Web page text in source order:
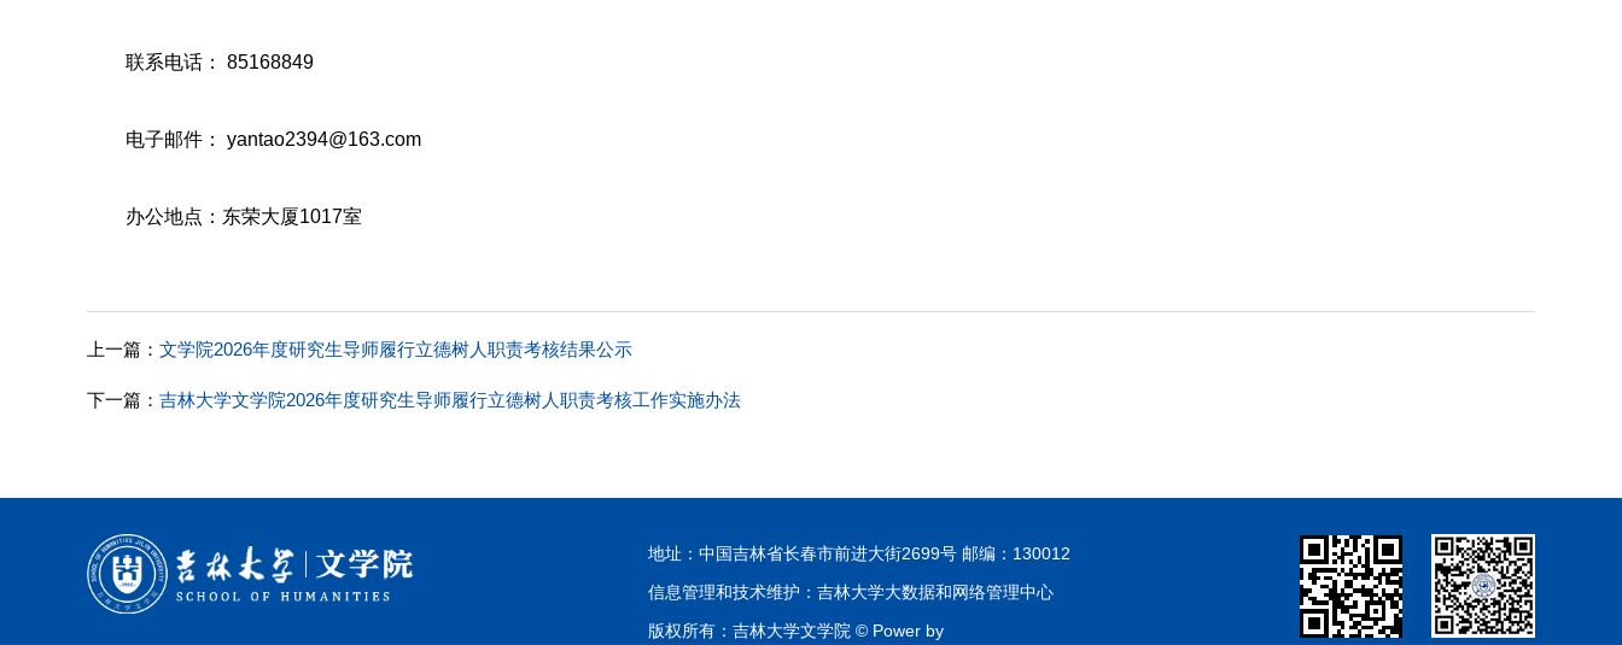
联系电话： 85168849
电子邮件： yantao2394@163.com
办公地点：东荣大厦1017室
上一篇： 文学院2026年度研究生导师履行立德树人职责考核结果公示
下一篇： 吉林大学文学院2026年度研究生导师履行立德树人职责考核工作实施办法
地址：中国吉林省长春市前进大街2699号 邮编：130012
信息管理和技术维护：吉林大学大数据和网络管理中心
版权所有：吉林大学文学院 © Power by